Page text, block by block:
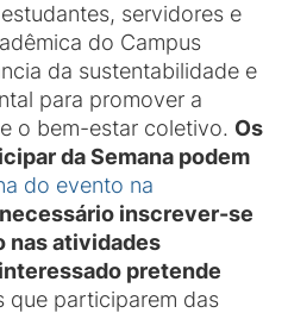
servidores e
do Campus
da sustentabilidade e
para promover a
o bem-estar coletivo. Os
da Semana podem
do evento na
inscrever-se
nas atividades
pretende
que participarem das